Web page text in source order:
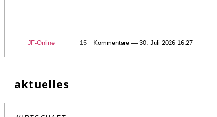
JF-Online 15 Kommentare — 30. Juli 2026 16:27
aktuelles